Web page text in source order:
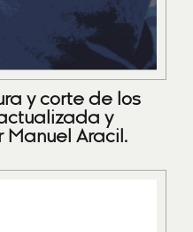
y corte de los
y
Aracil.